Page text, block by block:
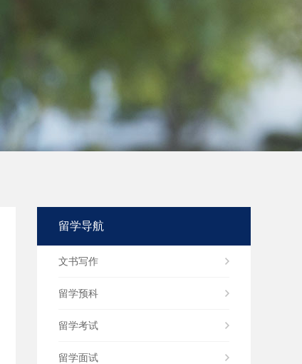
留学导航
文书写作
留学预科
留学考试
留学面试